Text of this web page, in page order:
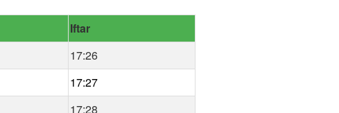
Iftar
17:26
17:27
17:28